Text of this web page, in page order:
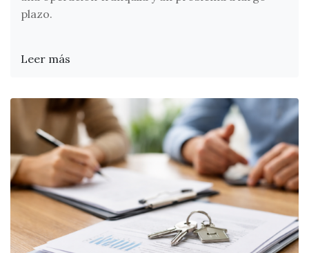
plazo.
Leer más